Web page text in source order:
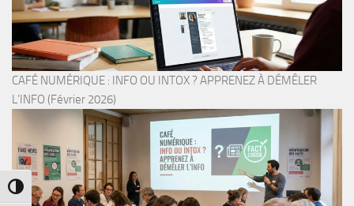
Passer en contraste élevé
CAFÉ NUMÉRIQUE : INFO OU INTOX ? APPRENEZ À DÉMÊLER
L’INFO (Février 2026)